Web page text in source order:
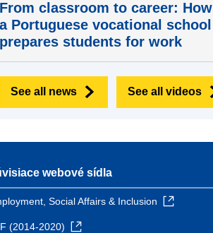
From classroom to career: How
a Portuguese vocational school
prepares students for work
See all videos
See all news
webové sídla
Social Affairs & Inclusion
(2014-2020)